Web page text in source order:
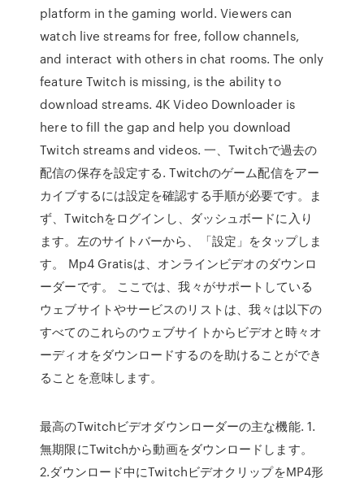
platform in the gaming world. Viewers can
watch live streams for free, follow channels,
and interact with others in chat rooms. The only
feature Twitch is missing, is the ability to
download streams. 4K Video Downloader is
here to fill the gap and help you download
Twitch streams and videos. 一、Twitchで過去の
配信の保存を設定する. Twitchのゲーム配信をアー
カイブするには設定を確認する手順が必要です。ま
ず、Twitchをログインし、ダッシュボードに入り
ます。左のサイトバーから、「設定」をタップしま
す。 Mp4 Gratisは、オンラインビデオのダウンロ
ーダーです。 ここでは、我々がサポートしている
ウェブサイトやサービスのリストは、我々は以下の
すべてのこれらのウェブサイトからビデオと時々オ
ーディオをダウンロードするのを助けることができ
ることを意味します。
最高のTwitchビデオダウンローダーの主な機能. 1.
無期限にTwitchから動画をダウンロードします。
2.ダウンロード中にTwitchビデオクリップをMP4形